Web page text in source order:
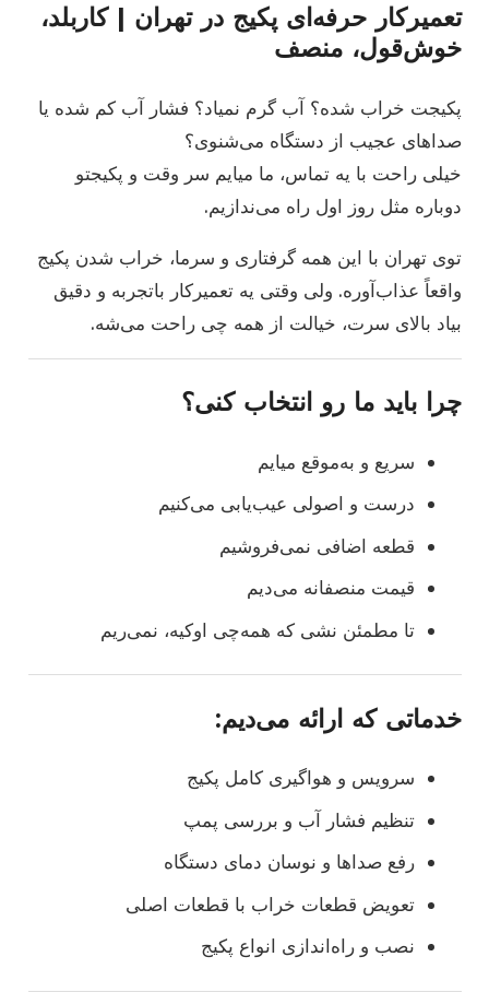
تعمیرکار حرفه‌ای پکیج در تهران | کاربلد،
خوش‌قول، منصف
پکیجت خراب شده؟ آب گرم نمیاد؟ فشار آب کم شده یا
صداهای عجیب از دستگاه می‌شنوی؟
خیلی راحت با یه تماس، ما میایم سر وقت و پکیجتو
دوباره مثل روز اول راه می‌ندازیم.
توی تهران با این همه گرفتاری و سرما، خراب شدن پکیج
واقعاً عذاب‌آوره. ولی وقتی یه تعمیرکار باتجربه و دقیق
بیاد بالای سرت، خیالت از همه چی راحت می‌شه.
چرا باید ما رو انتخاب کنی؟
سریع و به‌موقع میایم
درست و اصولی عیب‌یابی می‌کنیم
قطعه اضافی نمی‌فروشیم
قیمت منصفانه می‌دیم
تا مطمئن نشی که همه‌چی اوکیه، نمی‌ریم
خدماتی که ارائه می‌دیم:
سرویس و هواگیری کامل پکیج
تنظیم فشار آب و بررسی پمپ
رفع صداها و نوسان دمای دستگاه
تعویض قطعات خراب با قطعات اصلی
نصب و راه‌اندازی انواع پکیج